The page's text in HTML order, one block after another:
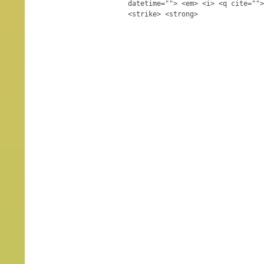
datetime=""> <em> <i> <q
<strike> <strong>